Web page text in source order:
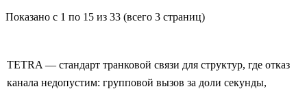
Показано с 1 по 15 из 33 (всего 3 страниц)
TETRA — стандарт транковой связи для структур, где отказ
канала недопустим: групповой вызов за доли секунды,